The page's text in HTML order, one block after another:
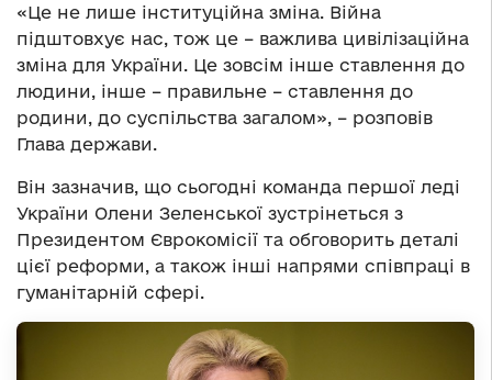
«Це не лише інституційна зміна. Війна
підштовхує нас, тож це – важлива цивілізаційна
зміна для України. Це зовсім інше ставлення до
людини, інше – правильне – ставлення до
родини, до суспільства загалом», – розповів
Глава держави.
Він зазначив, що сьогодні команда першої леді
України Олени Зеленської зустрінеться з
Президентом Єврокомісії та обговорить деталі
цієї реформи, а також інші напрями співпраці в
гуманітарній сфері.